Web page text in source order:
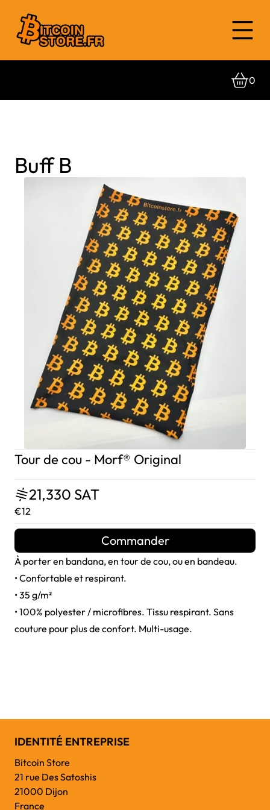
0
Buff B
Tour de cou - Morf® Original
21,330 SAT
€12
Commander
À porter en bandana, en tour de cou, ou en bandeau.
• Confortable et respirant.
• 35 g/m²
• 100% polyester / microfibres. Tissu respirant. Sans
couture pour plus de confort. Multi-usage.
IDENTITÉ ENTREPRISE
Bitcoin Store
21 rue Des Satoshis
21000 Dijon
France